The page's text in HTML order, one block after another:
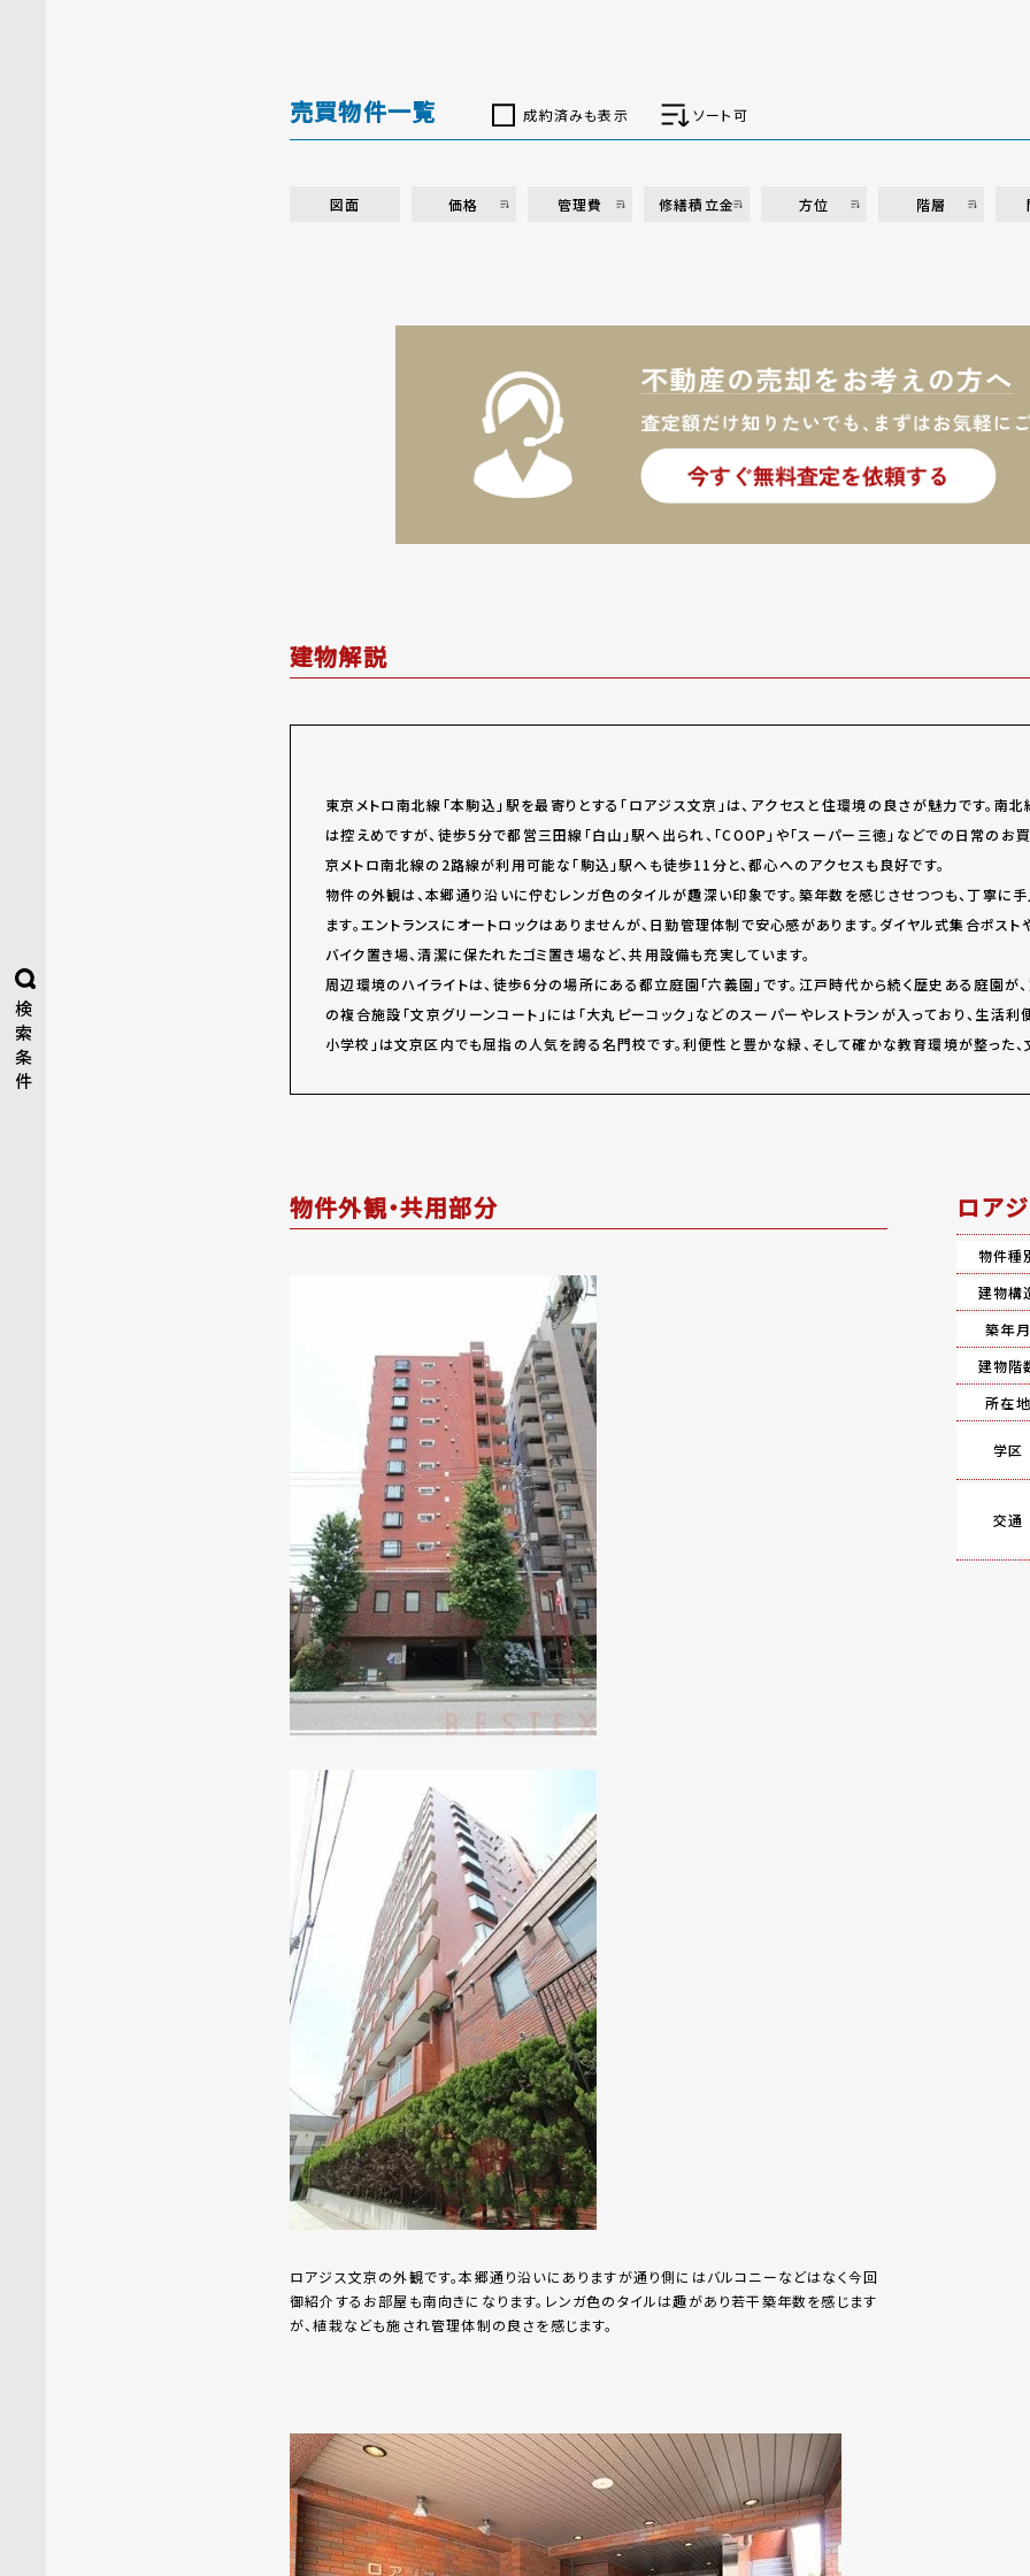
検
索
条
件
売買物件一覧 成約済みも表示 ソート可
図面 価格 管理費 修繕積立金 方位 階層
建物解説
東京メトロ南北線「本駒込」駅を最寄りとする「ロアジス文京」は、アクセスと住環境の良さが魅力です。
は控えめですが、徒歩5分で都営三田線「白山」駅へ出られ、「COOP」や「スーパー三徳」などでの日常のお
京メトロ南北線の2路線が利用可能な「駒込」駅へも徒歩11分と、都心へのアクセスも良好です。
物件の外観は、本郷通り沿いに佇むレンガ色のタイルが趣深い印象です。築年数を感じさせつつも、丁寧
ます。エントランスにオートロックはありませんが、日勤管理体制で安心感があります。ダイヤル式集合ポス
バイク置き場、清潔に保たれたゴミ置き場など、共用設備も充実しています。
周辺環境のハイライトは、徒歩6分の場所にある都立庭園「六義園」です。江戸時代から続く歴史ある庭園が
の複合施設「文京グリーンコート」には「大丸ピーコック」などのスーパーやレストランが入っており、生活
小学校」は文京区内でも屈指の人気を誇る名門校です。利便性と豊かな緑、そして確かな教育環境が整った、
物件外観・共用部分
ロアジス文京の外観です。本郷通り沿いにありますが通り側にはバルコニーなどはなく今回
御紹介するお部屋も南向きになります。レンガ色のタイルは趣があり若干築年数を感じます
が、植栽なども施され管理体制の良さを感じます。
ロア
物件種
建物構
築年月
建物階
所在地
学区
交通